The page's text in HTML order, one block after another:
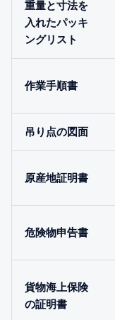
重量と寸法を
入れたパッキ
ングリスト
作業手順書
吊り点の図面
原産地証明書
危険物申告書
貨物海上保険
の証明書